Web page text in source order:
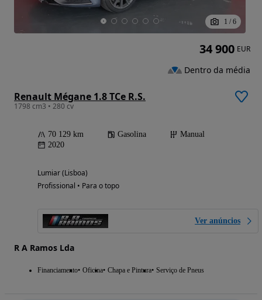
1 / 6
Renault Mégane 1.8 TCe R.S.
1798 cm3 • 280 cv
70 129 km Gasolina
Manual
2020
Lumiar (Lisboa)
Profissional • Para o topo
Ver anúncios
R A Ramos Lda
Financiamento Oficina Chapa e Pintura Serviço de Pneus
34 900 EUR
Dentro da média